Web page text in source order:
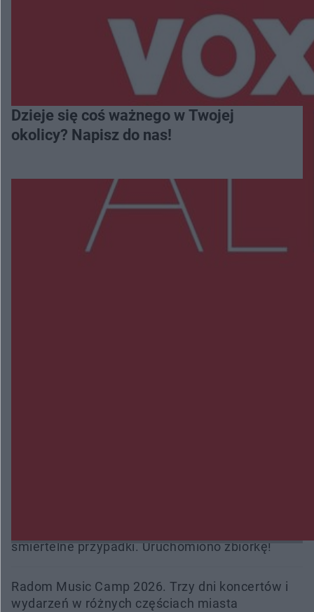
Dzieje się coś ważnego w Twojej
okolicy? Napisz do nas!
Więcej
śmiertelne przypadki. Uruchomiono zbiórkę!
Radom Music Camp 2026. Trzy dni koncertów i
wydarzeń w różnych częściach miasta